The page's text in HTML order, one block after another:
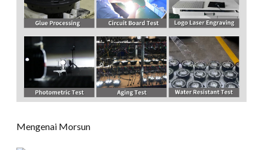
Mengenai Morsun